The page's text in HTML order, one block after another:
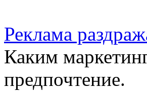
Реклама
Каким
предпочтение.